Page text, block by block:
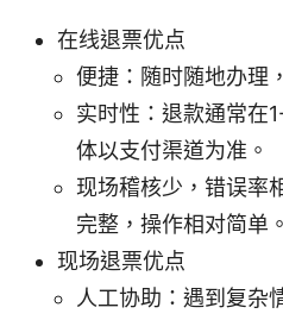
在线退票优点
便捷：随时随地办理
实时性：退款通常在
体以支付渠道为准。
现场稽核少，错误率
完整，操作相对简单。
现场退票优点
人工协助：遇到复杂